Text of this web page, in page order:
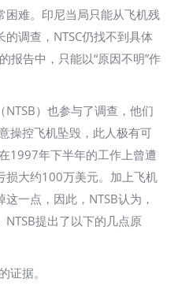
困难。印尼当局只能从飞机残
调查，NTSC仍找不到具体
报告中，只能以“原因不明”作
）也参与了调查，他们
操控飞机坠毁，此人极有可
1997年下半年的工作上曾遭
损大约100万美元。加上飞机
一点，因此，NTSB认为，
提出了以下的几点原
证据。